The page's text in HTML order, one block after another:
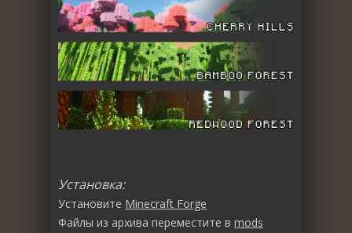
Установка:
Установите Minecraft Forge
Файлы из архива переместите в mods